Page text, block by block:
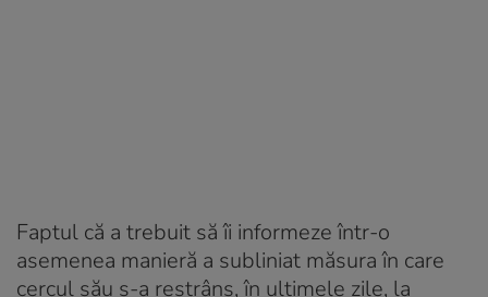
Faptul că a trebuit să îi informeze într-o
asemenea manieră a subliniat măsura în care
cercul său s-a restrâns, în ultimele zile, la